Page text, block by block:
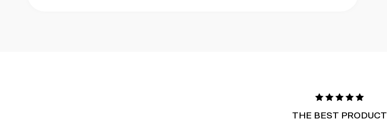
THE BEST PRODUCT